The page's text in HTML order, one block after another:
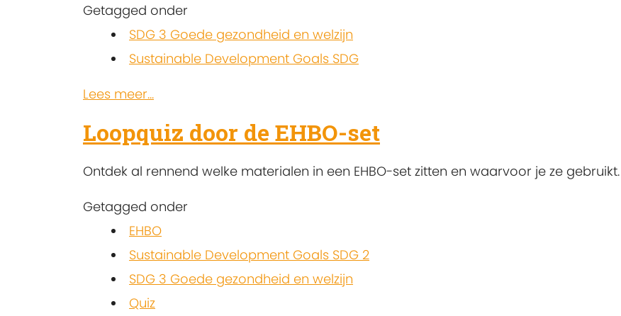
Getagged onder
SDG 3 Goede gezondheid en welzijn
Sustainable Development Goals SDG
Lees meer...
Loopquiz door de EHBO-set
Ontdek al rennend welke materialen in een EHBO-set zitten en waarvoor je ze gebruikt.
Getagged onder
EHBO
Sustainable Development Goals SDG 2
SDG 3 Goede gezondheid en welzijn
Quiz